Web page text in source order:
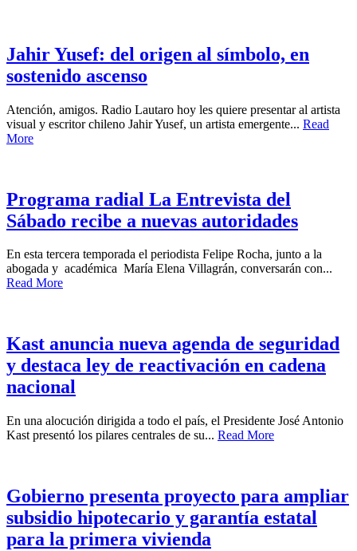
Jahir Yusef: del origen al símbolo, en
sostenido ascenso
Atención, amigos. Radio Lautaro hoy les quiere presentar al artista
visual y escritor chileno Jahir Yusef, un artista emergente... Read
More
Programa radial La Entrevista del
Sábado recibe a nuevas autoridades
En esta tercera temporada el periodista Felipe Rocha, junto a la
abogada y académica María Elena Villagrán, conversarán con...
Read More
Kast anuncia nueva agenda de seguridad
y destaca ley de reactivación en cadena
nacional
En una alocución dirigida a todo el país, el Presidente José Antonio
Kast presentó los pilares centrales de su... Read More
Gobierno presenta proyecto para ampliar
subsidio hipotecario y garantía estatal
para la primera vivienda